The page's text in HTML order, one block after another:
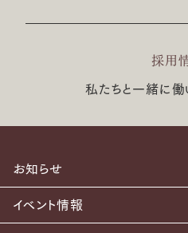
採用
私たちと一緒に
お知らせ
イベント情報